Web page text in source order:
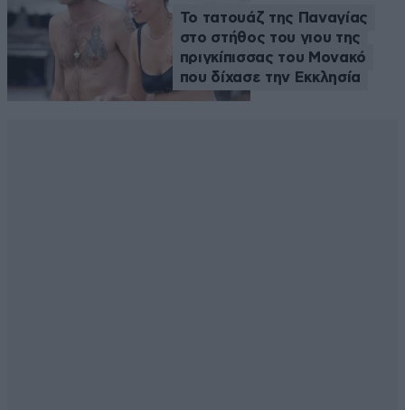
Το τατουάζ της Παναγίας
στο στήθος του γιου της
πριγκίπισσας του Μονακό
που δίχασε την Εκκλησία